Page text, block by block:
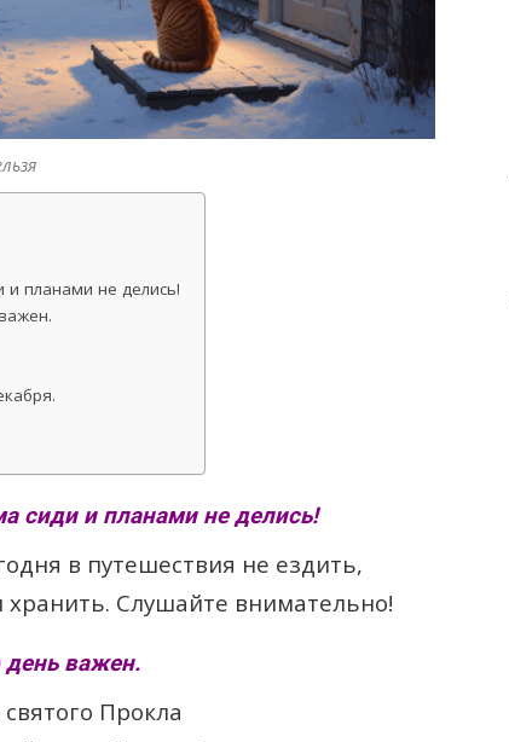
планами не делись!
сиди и планами не делись!
в путешествия не ездить,
хранить. Слушайте внимательно!
день важен.
Прокла